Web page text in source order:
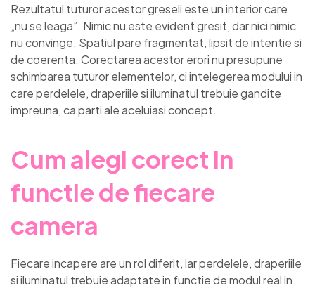
Rezultatul tuturor acestor greseli este un interior care
„nu se leaga”. Nimic nu este evident gresit, dar nici nimic
nu convinge. Spatiul pare fragmentat, lipsit de intentie si
de coerenta. Corectarea acestor erori nu presupune
schimbarea tuturor elementelor, ci intelegerea modului in
care perdelele, draperiile si iluminatul trebuie gandite
impreuna, ca parti ale aceluiasi concept.
Cum alegi corect in
functie de fiecare
camera
Fiecare incapere are un rol diferit, iar perdelele, draperiile
si iluminatul trebuie adaptate in functie de modul real in